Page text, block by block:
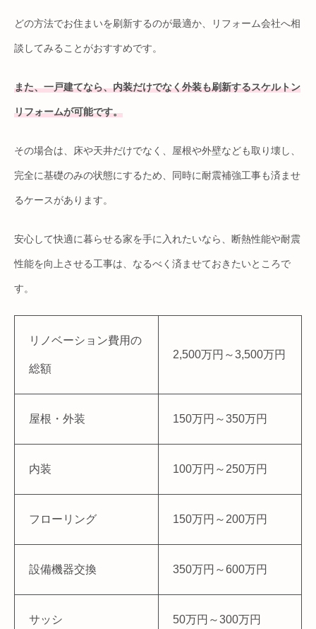
どの方法でお住まいを刷新するのが最適か、リフォーム会社へ相
談してみることがおすすめです。
また、一戸建てなら、内装だけでなく外装も刷新するスケルトン
リフォームが可能です。
その場合は、床や天井だけでなく、屋根や外壁なども取り壊し、
完全に基礎のみの状態にするため、同時に耐震補強工事も済ませ
るケースがあります。
安心して快適に暮らせる家を手に入れたいなら、断熱性能や耐震
性能を向上させる工事は、なるべく済ませておきたいところで
す。
リノベーション費用の
総額
2,500万円～3,500万円
屋根・外装 150万円～350万円
内装 100万円～250万円
フローリング 150万円～200万円
設備機器交換 350万円～600万円
サッシ 50万円～300万円